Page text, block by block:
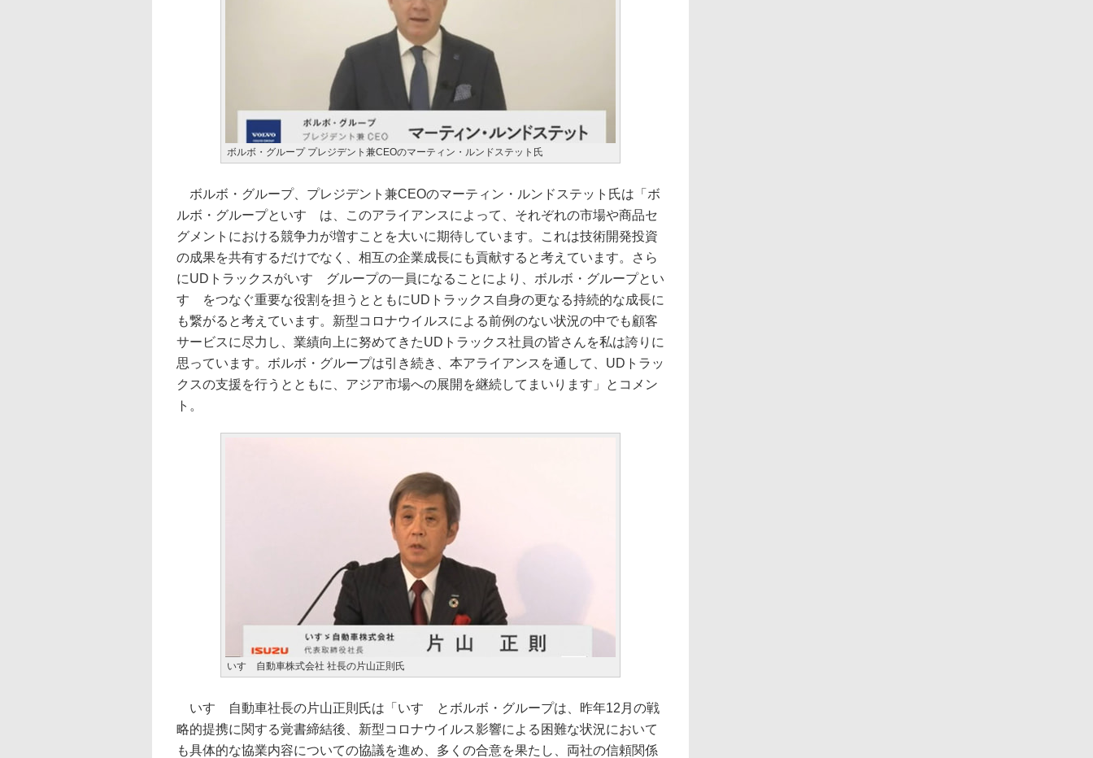
ボルボ・グループ プレジデント兼CEOのマーティン・ルンドステット氏
ボルボ・グループ、プレジデント兼CEOのマーティン・ルンドステット氏は「ボ
ルボ・グループといすゞは、このアライアンスによって、それぞれの市場や商品セ
グメントにおける競争力が増すことを大いに期待しています。これは技術開発投資
の成果を共有するだけでなく、相互の企業成長にも貢献すると考えています。さら
にUDトラックスがいすゞグループの一員になることにより、ボルボ・グループとい
すゞをつなぐ重要な役割を担うとともにUDトラックス自身の更なる持続的な成長に
も繋がると考えています。新型コロナウイルスによる前例のない状況の中でも顧客
サービスに尽力し、業績向上に努めてきたUDトラックス社員の皆さんを私は誇りに
思っています。ボルボ・グループは引き続き、本アライアンスを通して、UDトラッ
クスの支援を行うとともに、アジア市場への展開を継続してまいります」とコメン
ト。
いすゞ自動車株式会社 社長の片山正則氏
いすゞ自動車社長の片山正則氏は「いすゞとボルボ・グループは、昨年12月の戦
略的提携に関する覚書締結後、新型コロナウイルス影響による困難な状況において
も具体的な協業内容についての協議を進め、多くの合意を果たし、両社の信頼関係